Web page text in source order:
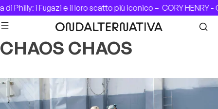
Skip to content
Philly: i Fugazi e il loro scatto più iconico – CORY HENRY
CHAOS CHAOS